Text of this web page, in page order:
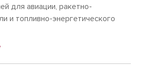
для авиации, ракетно-
и топливно-энергетического